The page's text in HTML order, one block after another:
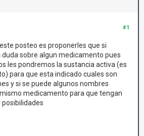
#1
posteo es proponerles que si
sobre algun medicamento pues
les pondremos la sustancia activa (es
para que esta indicado cuales son
y si se puede algunos nombres
medicamento para que tengan